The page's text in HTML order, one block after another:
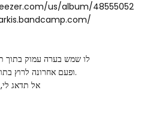
us/album/48555052
לו שמש בערה עמוק בתוך
ופעם אחרונה לרוץ בתוך שדה פתוח, בשמיים כחולים.
אל תדאג לי,